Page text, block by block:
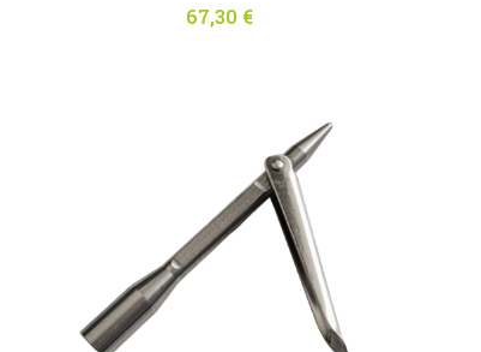
67,30 €